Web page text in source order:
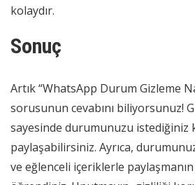
kolaydır.
Sonuç
Artık “WhatsApp Durum Gizleme
sorusunun cevabını biliyorsunuz!
sayesinde durumunuzu istediğiniz
paylaşabilirsiniz. Ayrıca,
ve eğlenceli içeriklerle paylaşmanın